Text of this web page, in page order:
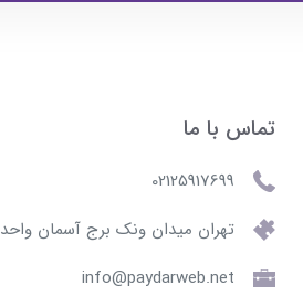
تماس با ما
02125917699
تهران میدان ونک برج آسمان واحد508
info@paydarweb.net